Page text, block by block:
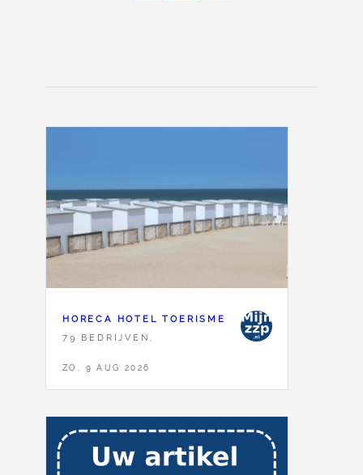
HORECA HOTEL TOERISME
79 BEDRIJVEN,
ZO, 9 AUG 2026